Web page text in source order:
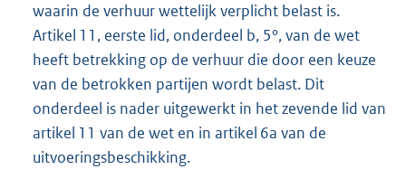
waarin de verhuur wettelijk verplicht belast is.
Artikel 11, eerste lid, onderdeel b, 5°, van de wet
heeft betrekking op de verhuur die door een keuze
van de betrokken partijen wordt belast. Dit
onderdeel is nader uitgewerkt in het zevende lid van
artikel 11 van de wet en in artikel 6a van de
uitvoeringsbeschikking.